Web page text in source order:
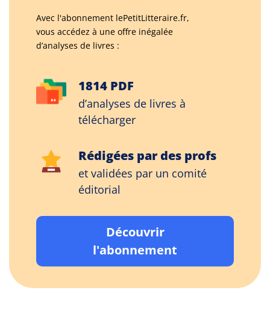
Avec l'abonnement lePetitLitteraire.fr,
vous accédez à une offre inégalée
d’analyses de livres :
1814 PDF
d’analyses de livres à
télécharger
Rédigées par des profs
et validées par un comité
éditorial
Découvrir
l'abonnement